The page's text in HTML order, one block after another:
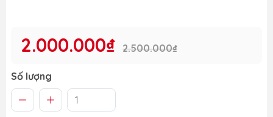
2.000.000₫ 2.500.000₫
Số lượng